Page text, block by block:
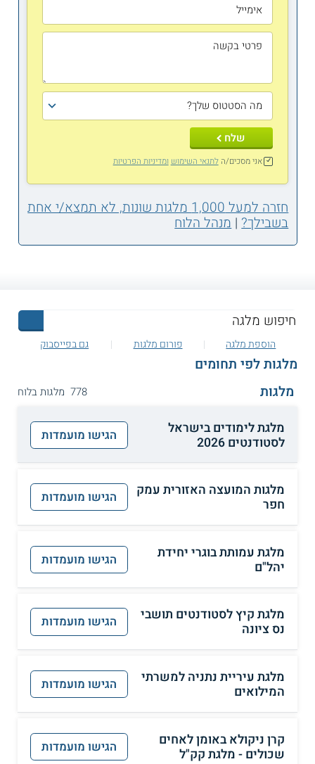
שלח
אני מסכים/הלתנאי השימוש ומדיניות הפרטיות
חזרה למעל 1,000 מלגות שונות, לא תמצא/י אחת
בשבילך?|מנהל הלוח
הוספת מלגה פורום מלגות גם בפייסבוק
מלגות לפי תחומים
מלגות
778 מלגות בלוח
מלגת לימודים בישראל
לסטודנטים 2026
הגישו מועמדות
מלגות המועצה האזורית עמק
חפר
הגישו מועמדות
מלגת עמותת בוגרי יחידת
יהל"ם
הגישו מועמדות
מלגת קיץ לסטודנטים תושבי
נס ציונה
הגישו מועמדות
מלגת עיריית נתניה למשרתי
המילואים
הגישו מועמדות
קרן ניקולא באומן לאחים
שכולים - מלגת קק"ל
הגישו מועמדות